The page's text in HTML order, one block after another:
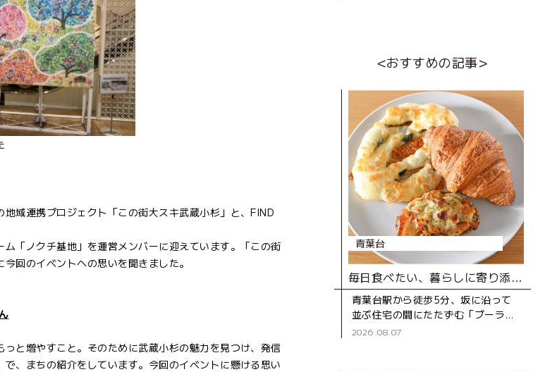
域連携プロジェクト「この街大スキ武蔵小杉」と、FIND
「ノクチ基地」を運営メンバーに迎えています。「この街
回のイベントへの思いを聞きました。
と増やすこと。そのために武蔵小杉の魅力を見つけ、発信
、まちの紹介をしています。今回のイベントに懸ける思い
<おすすめの記事>
青葉台
毎日食べたい、暮らしに寄り添うベーカリー
青葉台駅から徒歩5分、坂に沿って
並ぶ住宅の間にたたずむ「ブーラン
ジェD316 CASA」は、2020年にオ
2026.08.07